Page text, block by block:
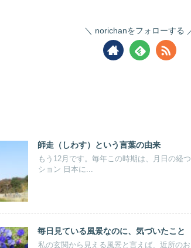
norichanをフォローする
師走（しわす）という言葉の由来
もう12月です。毎年この時期は、月日の経
ション 日本に...
毎日見ている風景なのに、気づいたこと
私の玄関から見える風景と言えば、近所の